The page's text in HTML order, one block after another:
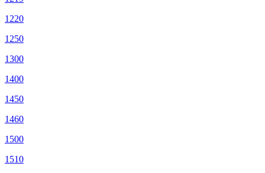
1220
1250
1300
1400
1450
1460
1500
1510